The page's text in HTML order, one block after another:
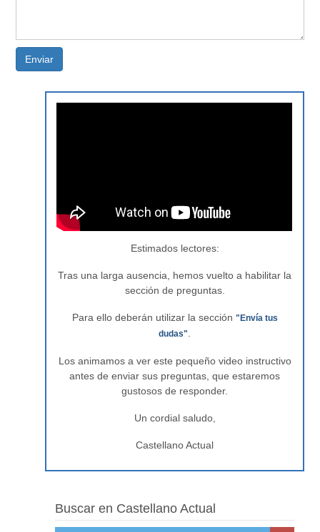
Enviar
Estimados lectores:
Tras una larga ausencia, hemos vuelto a habilitar la
sección de preguntas.
Para ello deberán utilizar la sección "Envía tus
dudas".
Los animamos a ver este pequeño video instructivo
antes de enviar sus preguntas, que estaremos
gustosos de responder.
Un cordial saludo,
Castellano Actual
Buscar en Castellano Actual